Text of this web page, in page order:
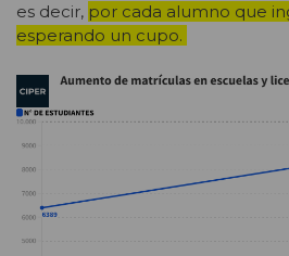
es decir, por cada alumno que
esperando un cupo.